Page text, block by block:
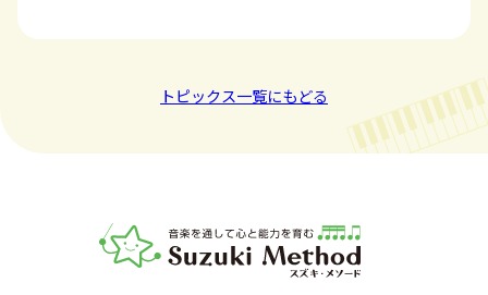
トピックス一覧にもどる
音楽教室スズキ・メソード | 公益社団法人才能教育研究